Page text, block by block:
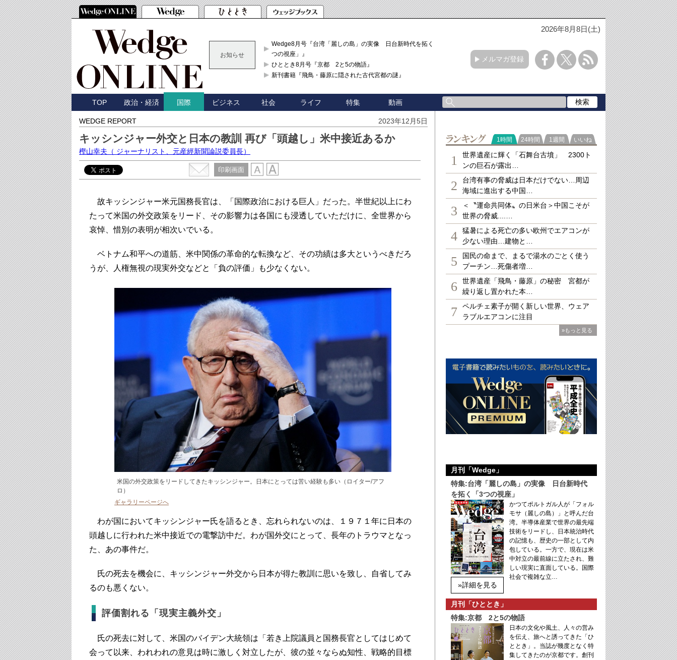
2026年8月8日(土)
お知らせ
Wedge8月号『台湾「麗しの島」の実像 日台新時代を拓く「3
つの視座」』
ひととき8月号『京都 2と5の物語』
新刊書籍『飛鳥・藤原に隠された古代宮都の謎』
メルマガ登録
TOP 政治・経済 国際 ビジネス 社会 ライフ 特集 動画
WEDGE REPORT 2023年12月5日
キッシンジャー外交と日本の教訓 再び「頭越し」米中接近あるか
樫山幸夫 （ ジャーナリスト、元産經新聞論説委員長）
印刷画面
故キッシンジャー米元国務長官は、「国際政治における巨人」だった。半世紀以上にわ
たって米国の外交政策をリード、その影響力は各国にも浸透していただけに、全世界から
哀悼、惜別の表明が相次いでいる。
ベトナム和平への道筋、米中関係の革命的な転換など、その功績は多大というべきだろ
うが、人権無視の現実外交などと「負の評価」も少なくない。
米国の外交政策をリードしてきたキッシンジャー。日本にとっては苦い経験も多い（ロイター/アフ
ロ）
ギャラリーページへ
わが国においてキッシンジャー氏を語るとき、忘れられないのは、１９７１年に日本の
頭越しに行われた米中接近での電撃訪中だ。わが国外交にとって、長年のトラウマとなっ
た、あの事件だ。
氏の死去を機会に、キッシンジャー外交から日本が得た教訓に思いを致し、自省してみ
るのも悪くない。
評価割れる「現実主義外交」
氏の死去に対して、米国のバイデン大統領は「若き上院議員と国務長官としてはじめて
会って以来、われわれの意見は時に激しく対立したが、彼の並々ならぬ知性、戦略的目標
ランキング
1時間 24時間 1週間 いいね
1
世界遺産に輝く「石舞台古墳」 2300ト
ンの巨石が露出…
2
台湾有事の脅威は日本だけでない…周辺
海域に進出する中国…
3
＜〝運命共同体〟の日米台＞中国こそが
世界の脅威....…
4
猛暑による死亡の多い欧州でエアコンが
少ない理由…建物と…
5
国民の命まで、まるで湯水のごとく使う
プーチン…死傷者増…
6
世界遺産「飛鳥・藤原」の秘密 宮都が
繰り返し置かれた本…
7
ペルチェ素子が開く新しい世界、ウェア
ラブルエアコンに注目
»もっと見る
月刊「Wedge」
特集:台湾「麗しの島」の実像 日台新時代
を拓く「3つの視座」
»詳細を見る
かつてポルトガル人が「フォル
モサ（麗しの島）」と呼んだ台
湾。半導体産業で世界の最先端
技術をリードし、日本統治時代
の記憶も、歴史の一部として内
包している。一方で、現在は米
中対立の最前線に立たされ、難
しい現実に直面している。国際
社会で複雑な立…
月刊「ひととき」
特集:京都 2と5の物語
日本の文化や風土、人々の営み
を伝え、旅へと誘ってきた「ひ
ととき」。当誌が幾度となく特
集してきたのが京都です。創刊